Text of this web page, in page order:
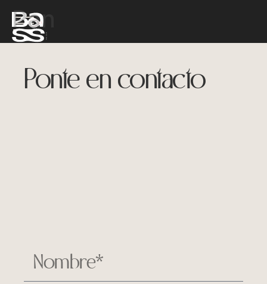
Pan
Ponte en contacto